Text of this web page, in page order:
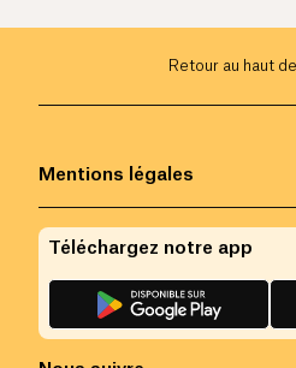
Retour au haut
Mentions légales
Téléchargez notre app